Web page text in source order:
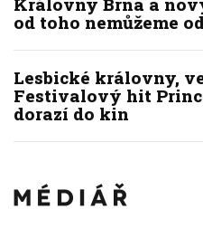
od toho nemůžeme
Lesbické královny,
Festivalový hit
dorazí do kin